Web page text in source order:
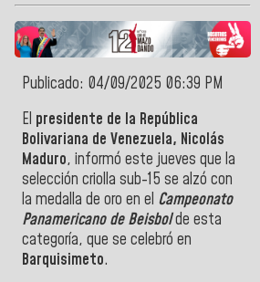
Publicado: 04/09/2025 06:39 PM
El presidente de la República
Bolivariana de Venezuela, Nicolás
Maduro, informó este jueves que la
selección criolla sub-15 se alzó con
la medalla de oro en el Campeonato
Panamericano de Beisbolde esta
categoría, que se celebró en
Barquisimeto.